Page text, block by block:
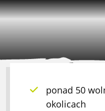
ponad 50
okolicach